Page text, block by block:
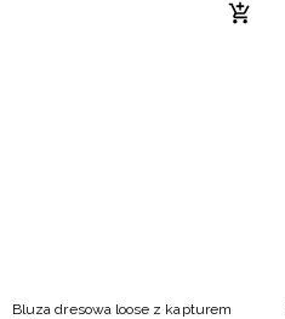
Bluza dresowa loose z kapturem